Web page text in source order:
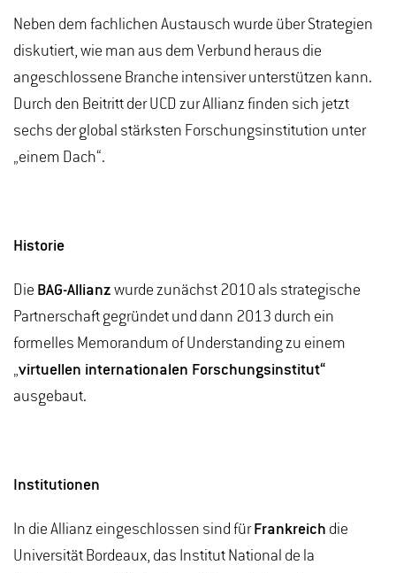
Neben dem fachlichen Austausch wurde über Strategien
diskutiert, wie man aus dem Verbund heraus die
angeschlossene Branche intensiver unterstützen kann.
Durch den Beitritt der UCD zur Allianz finden sich jetzt
sechs der global stärksten Forschungsinstitution unter
„einem Dach“.
Historie
Die BAG-Allianz wurde zunächst 2010 als strategische
Partnerschaft gegründet und dann 2013 durch ein
formelles Memorandum of Understanding zu einem
„virtuellen internationalen Forschungsinstitut“
ausgebaut.
Institutionen
In die Allianz eingeschlossen sind fürFrankreich die
Universität Bordeaux, das Institut National de la